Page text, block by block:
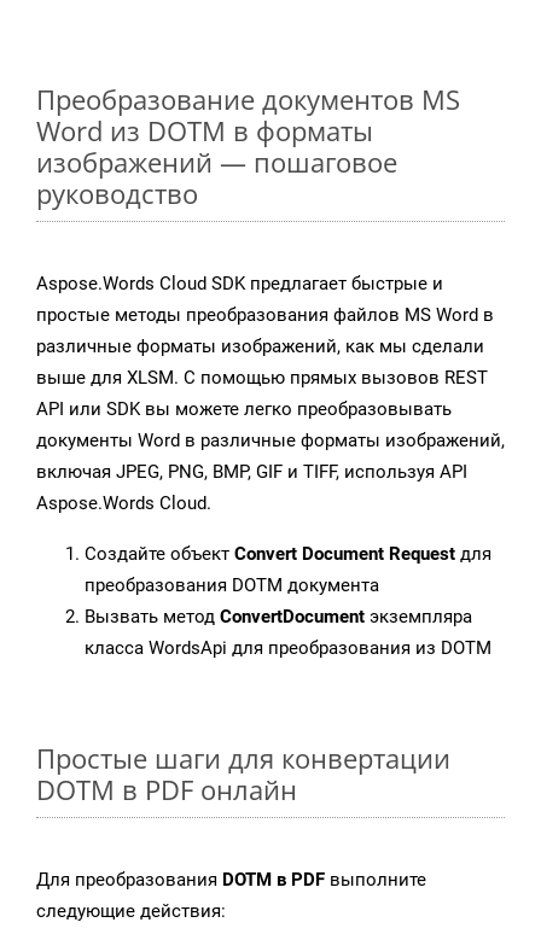
Преобразование документов MS
Word из DOTM в форматы
изображений — пошаговое
руководство
Aspose.Words Cloud SDK предлагает быстрые и
простые методы преобразования файлов MS Word в
различные форматы изображений, как мы сделали
выше для XLSM. С помощью прямых вызовов REST
API или SDK вы можете легко преобразовывать
документы Word в различные форматы изображений,
включая JPEG, PNG, BMP, GIF и TIFF, используя API
Aspose.Words Cloud.
Создайте объект Convert Document Request для
преобразования DOTM документа
Вызвать метод ConvertDocument экземпляра
класса WordsApi для преобразования из DOTM
Простые шаги для конвертации
DOTM в PDF онлайн
Для преобразования DOTM в PDF выполните
следующие действия: